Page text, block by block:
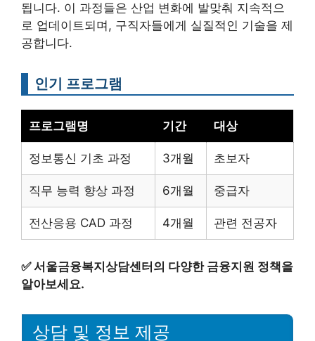
됩니다. 이 과정들은 산업 변화에 발맞춰 지속적으
로 업데이트되며, 구직자들에게 실질적인 기술을 제
공합니다.
인기 프로그램
프로그램명 기간 대상
정보통신 기초 과정 3개월 초보자
직무 능력 향상 과정 6개월 중급자
전산응용 CAD 과정 4개월 관련 전공자
✅서울금융복지상담센터의 다양한 금융지원 정책을
알아보세요.
상담 및 정보 제공